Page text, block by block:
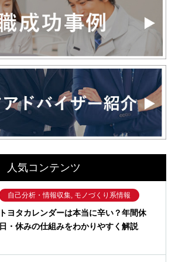
人気コンテンツ
自己分析・情報収集, モノづくり系情報
トヨタカレンダーは本当に辛い？年間休
日・休みの仕組みをわかりやすく解説